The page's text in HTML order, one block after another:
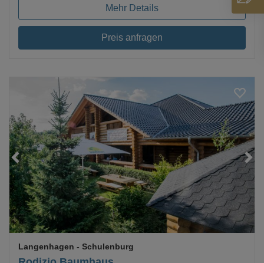
Mehr Details
Preis anfragen
Loading...
Langenhagen - Schulenburg